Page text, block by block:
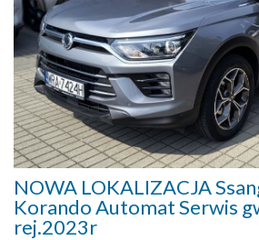
NOWA LOKALIZACJA
Korando Automat Serwis
rej.2023r